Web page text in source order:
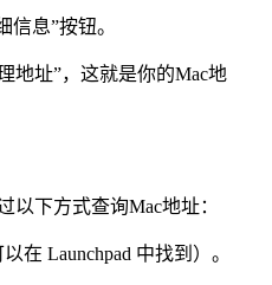
信息”按钮。
地址”，这就是你的Mac地
以下方式查询Mac地址：
在 Launchpad 中找到）。